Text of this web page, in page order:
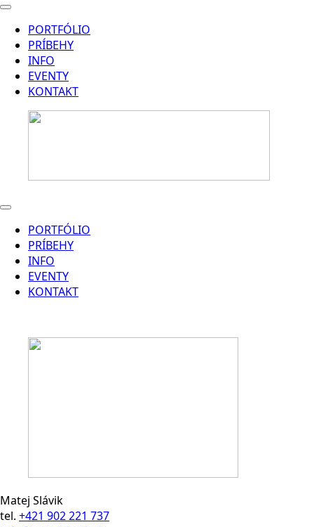
PORTFÓLIO
PRÍBEHY
INFO
EVENTY
KONTAKT
PORTFÓLIO
PRÍBEHY
INFO
EVENTY
KONTAKT
Matej Slávik
tel. +421 902 221 737